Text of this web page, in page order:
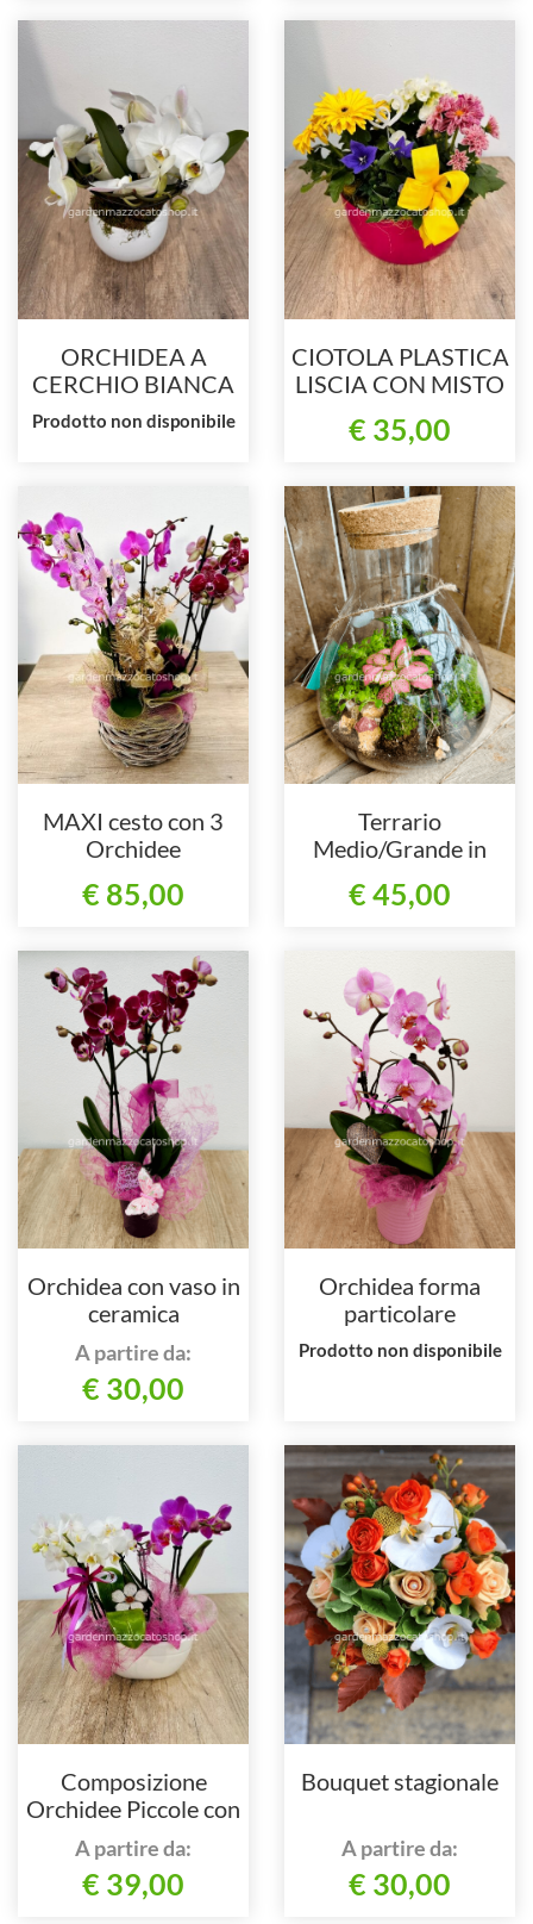
ORCHIDEA A
CERCHIO BIANCA
Prodotto non disponibile
CIOTOLA PLASTICA
LISCIA CON MISTO
STAGIONALI
€ 35,00
MAXI cesto con 3
Orchidee
€ 85,00
Terrario
Medio/Grande in
€ 45,00
Orchidea con vaso in
ceramica
A partire da:
€ 30,00
Orchidea forma
particolare
Prodotto non disponibile
Composizione
Orchidee Piccole con
vaso ceramica
A partire da:
€ 39,00
Bouquet stagionale
A partire da:
€ 30,00